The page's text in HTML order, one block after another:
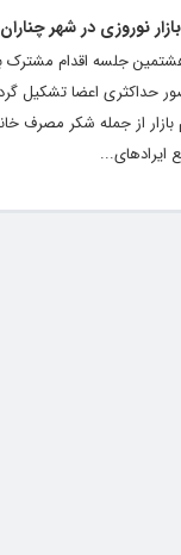
نوروزی در شهر
هشتمین جلسه اقدام
حداکثری اعضا تشکیل
از جمله شکر مصرف
ایرادهای...